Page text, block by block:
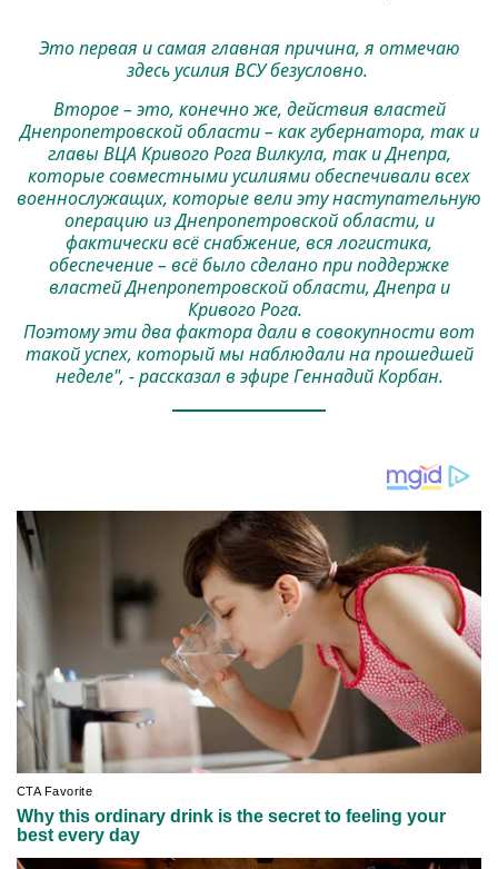
Это первая и самая главная причина, я отмечаю
здесь усилия ВСУ безусловно.
Второе – это, конечно же, действия властей
Днепропетровской области – как губернатора, так и
главы ВЦА Кривого Рога Вилкула, так и Днепра,
которые совместными усилиями обеспечивали всех
военнослужащих, которые вели эту наступательную
операцию из Днепропетровской области, и
фактически всё снабжение, вся логистика,
обеспечение – всё было сделано при поддержке
властей Днепропетровской области, Днепра и
Кривого Рога.
Поэтому эти два фактора дали в совокупности вот
такой успех, который мы наблюдали на прошедшей
неделе", - рассказал в эфире Геннадий Корбан.